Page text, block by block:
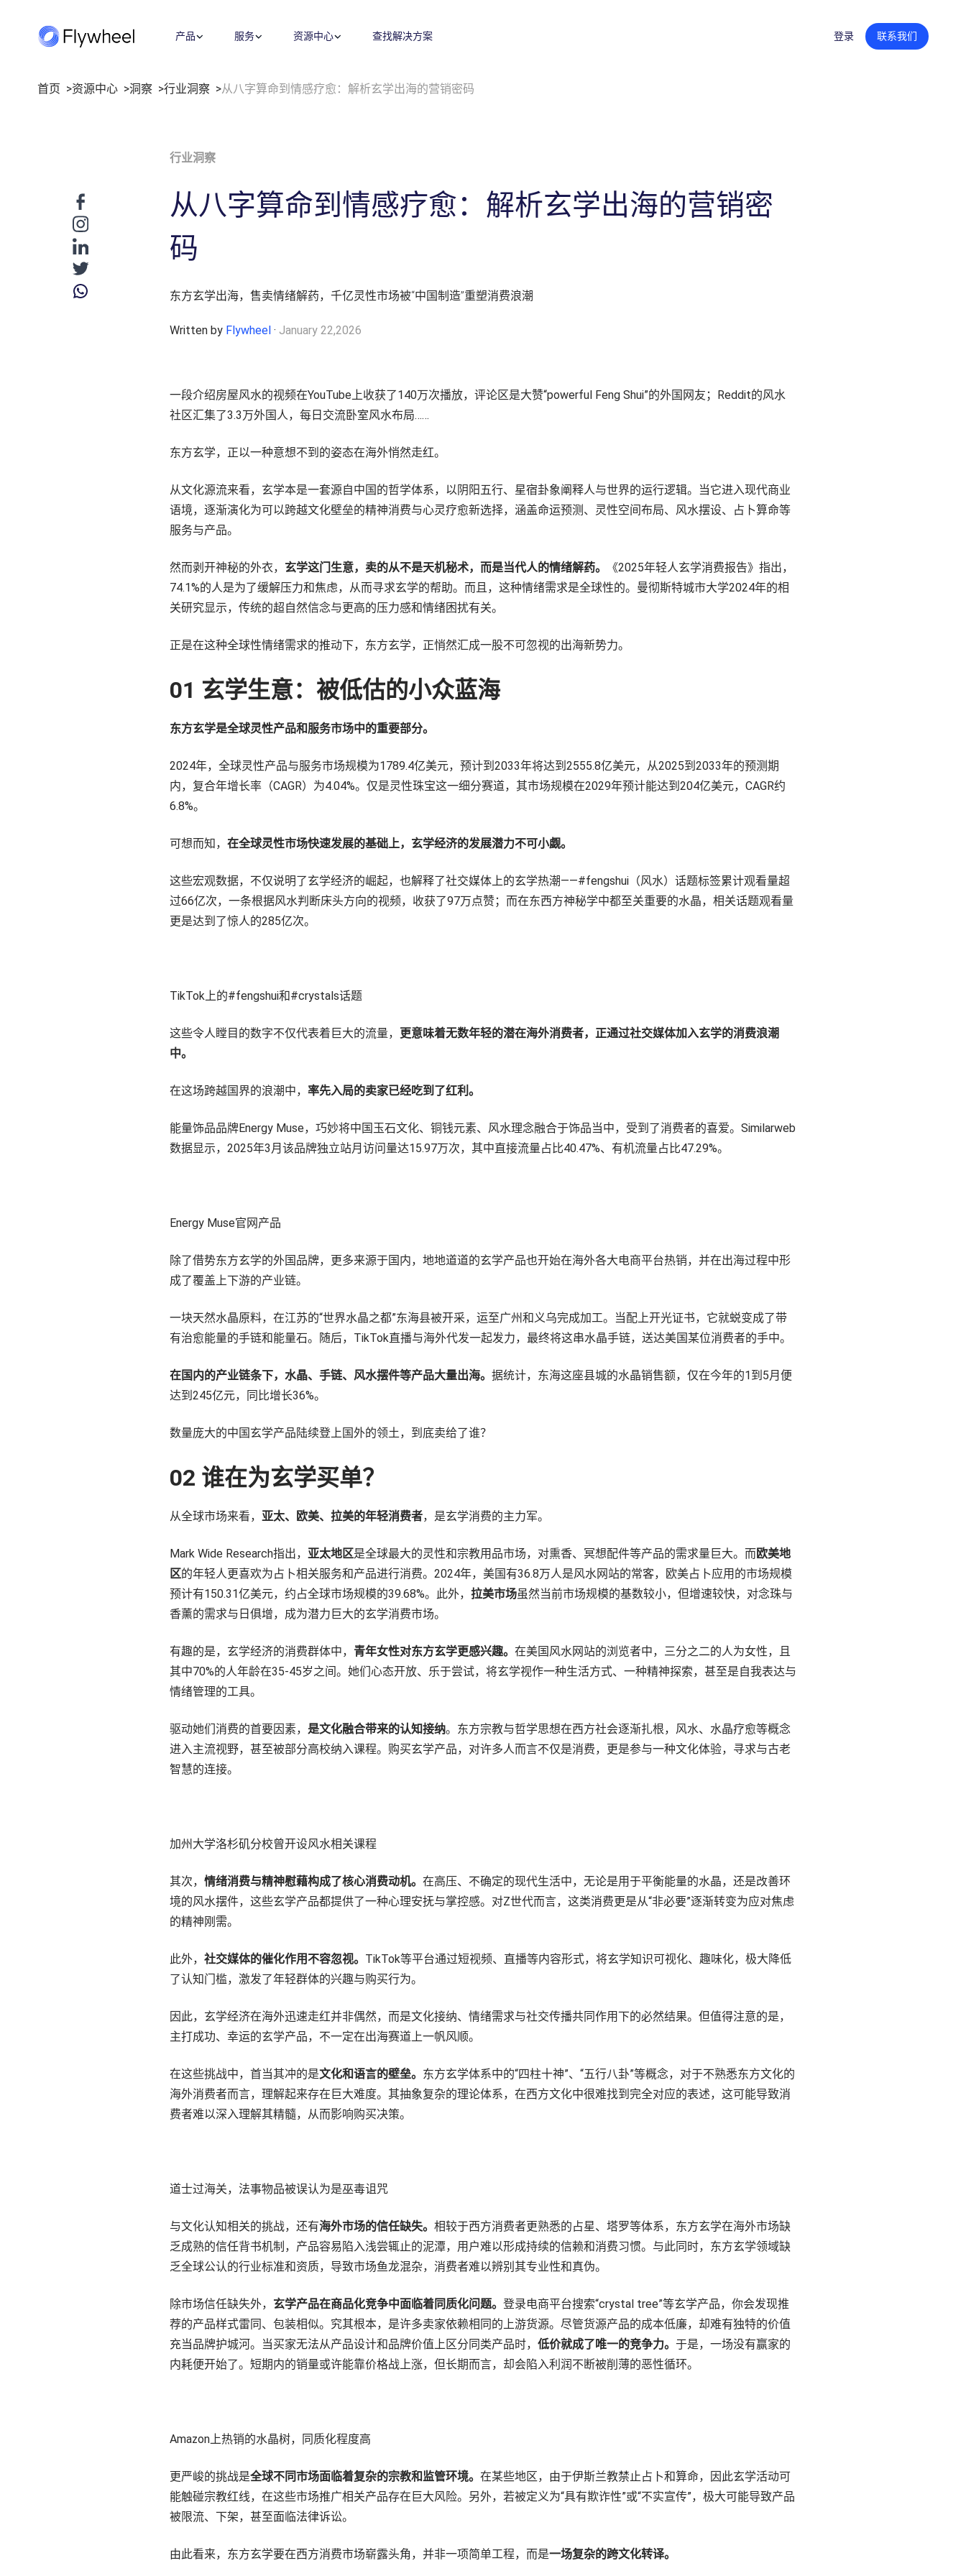
产品
用户反馈
数字货架
监测指标和投放报告 目录维护
高级零售分析
服务
等多板块策略与执行，满足您的定制
了解更多 价格策略
年度复盘
Amazon营销云（AMC） 供应链与物流
全球销售
广告创意
内容聚合支持
战略咨询
有数据与深厚的零售和媒体专业知识
资源中心
招聘
联系我们
查找解决方案 登录 联系我们
首页 资源中心 洞察 行业洞察 从八字算命到情感疗愈：解析玄学出海的营销密码
行业洞察
从八字算命到情感疗愈：解析玄学出海的营销密
码
东方玄学出海，售卖情绪解药，千亿灵性市场被“中国制造”重塑消费浪潮
Written by Flywheel · January 22,2026
一段介绍房屋风水的视频在YouTube上收获了140万次播放，评论区是大赞“powerful Feng Shui”的外国网友；Reddit的风水
社区汇集了3.3万外国人，每日交流卧室风水布局……
东方玄学，正以一种意想不到的姿态在海外悄然走红。
从文化源流来看，玄学本是一套源自中国的哲学体系，以阴阳五行、星宿卦象阐释人与世界的运行逻辑。当它进入现代商业
语境，逐渐演化为可以跨越文化壁垒的精神消费与心灵疗愈新选择，涵盖命运预测、灵性空间布局、风水摆设、占卜算命等
服务与产品。
然而剥开神秘的外衣， 玄学这门生意，卖的从不是天机秘术，而是当代人的情绪解药。
《2025年轻人玄学消费报告》指出，
74.1%的人是为了缓解压力和焦虑，从而寻求玄学的帮助。而且，这种情绪需求是全球性的。曼彻斯特城市大学2024年的相
关研究显示，传统的超自然信念与更高的压力感和情绪困扰有关。
正是在这种全球性情绪需求的推动下，东方玄学，正悄然汇成一股不可忽视的出海新势力。
01 玄学生意：被低估的小众蓝海
东方玄学是全球灵性产品和服务市场中的重要部分。
2024年，全球灵性产品与服务市场规模为1789.4亿美元，预计到2033年将达到2555.8亿美元，从2025到2033年的预测期
内，复合年增长率（CAGR）为4.04%。仅是灵性珠宝这一细分赛道，其市场规模在2029年预计能达到204亿美元，CAGR约
6.8%。
可想而知， 在全球灵性市场快速发展的基础上，玄学经济的发展潜力不可小觑。
这些宏观数据，不仅说明了玄学经济的崛起，也解释了社交媒体上的玄学热潮——#fengshui（风水）话题标签累计观看量超
过66亿次，一条根据风水判断床头方向的视频，收获了97万点赞；而在东西方神秘学中都至关重要的水晶，相关话题观看量
更是达到了惊人的285亿次。
TikTok上的#fengshui和#crystals话题
这些令人瞠目的数字不仅代表着巨大的流量， 更意味着无数年轻的潜在海外消费者，正通过社交媒体加入玄学的消费浪潮
中。
在这场跨越国界的浪潮中， 率先入局的卖家已经吃到了红利。
能量饰品品牌Energy Muse，巧妙将中国玉石文化、铜钱元素、风水理念融合于饰品当中，受到了消费者的喜爱。Similarweb
数据显示，2025年3月该品牌独立站月访问量达15.97万次，其中直接流量占比40.47%、有机流量占比47.29%。
Energy Muse官网产品
除了借势东方玄学的外国品牌，更多来源于国内，地地道道的玄学产品也开始在海外各大电商平台热销，并在出海过程中形
成了覆盖上下游的产业链。
一块天然水晶原料，在江苏的“世界水晶之都”东海县被开采，运至广州和义乌完成加工。当配上开光证书，它就蜕变成了带
有治愈能量的手链和能量石。随后，TikTok直播与海外代发一起发力，最终将这串水晶手链，送达美国某位消费者的手中。
在国内的产业链条下，水晶、手链、风水摆件等产品大量出海。 据统计，东海这座县城的水晶销售额，仅在今年的1到5月便
达到245亿元，同比增长36%。
数量庞大的中国玄学产品陆续登上国外的领土，到底卖给了谁？
02 谁在为玄学买单？
从全球市场来看， 亚太、欧美、拉美的年轻消费者，是玄学消费的主力军。
Mark Wide Research指出， 亚太地区是全球最大的灵性和宗教用品市场，对熏香、冥想配件等产品的需求量巨大。而欧美地
区的年轻人更喜欢为占卜相关服务和产品进行消费。2024年，美国有36.8万人是风水网站的常客，欧美占卜应用的市场规模
预计有150.31亿美元，约占全球市场规模的39.68%。此外， 拉美市场虽然当前市场规模的基数较小，但增速较快，对念珠与
香薰的需求与日俱增，成为潜力巨大的玄学消费市场。
有趣的是，玄学经济的消费群体中， 青年女性对东方玄学更感兴趣。 在美国风水网站的浏览者中，三分之二的人为女性，且
其中70%的人年龄在35-45岁之间。她们心态开放、乐于尝试，将玄学视作一种生活方式、一种精神探索，甚至是自我表达与
情绪管理的工具。
驱动她们消费的首要因素， 是文化融合带来的认知接纳。东方宗教与哲学思想在西方社会逐渐扎根，风水、水晶疗愈等概念
进入主流视野，甚至被部分高校纳入课程。购买玄学产品，对许多人而言不仅是消费，更是参与一种文化体验，寻求与古老
智慧的连接。
加州大学洛杉矶分校曾开设风水相关课程
其次， 情绪消费与精神慰藉构成了核心消费动机。 在高压、不确定的现代生活中，无论是用于平衡能量的水晶，还是改善环
境的风水摆件，这些玄学产品都提供了一种心理安抚与掌控感。对Z世代而言，这类消费更是从“非必要”逐渐转变为应对焦虑
的精神刚需。
此外， 社交媒体的催化作用不容忽视。 TikTok等平台通过短视频、直播等内容形式，将玄学知识可视化、趣味化，极大降低
了认知门槛，激发了年轻群体的兴趣与购买行为。
因此，玄学经济在海外迅速走红并非偶然，而是文化接纳、情绪需求与社交传播共同作用下的必然结果。但值得注意的是，
主打成功、幸运的玄学产品，不一定在出海赛道上一帆风顺。
在这些挑战中，首当其冲的是文化和语言的壁垒。 东方玄学体系中的“四柱十神”、“五行八卦”等概念，对于不熟悉东方文化的
海外消费者而言，理解起来存在巨大难度。其抽象复杂的理论体系，在西方文化中很难找到完全对应的表述，这可能导致消
费者难以深入理解其精髓，从而影响购买决策。
道士过海关，法事物品被误认为是巫毒诅咒
与文化认知相关的挑战，还有海外市场的信任缺失。 相较于西方消费者更熟悉的占星、塔罗等体系，东方玄学在海外市场缺
乏成熟的信任背书机制，产品容易陷入浅尝辄止的泥潭，用户难以形成持续的信赖和消费习惯。与此同时，东方玄学领域缺
乏全球公认的行业标准和资质，导致市场鱼龙混杂，消费者难以辨别其专业性和真伪。
除市场信任缺失外， 玄学产品在商品化竞争中面临着同质化问题。 登录电商平台搜索“crystal tree”等玄学产品，你会发现推
荐的产品样式雷同、包装相似。究其根本，是许多卖家依赖相同的上游货源。尽管货源产品的成本低廉，却难有独特的价值
充当品牌护城河。当买家无法从产品设计和品牌价值上区分同类产品时， 低价就成了唯一的竞争力。 于是，一场没有赢家的
内耗便开始了。短期内的销量或许能靠价格战上涨，但长期而言，却会陷入利润不断被削薄的恶性循环。
Amazon上热销的水晶树，同质化程度高
更严峻的挑战是全球不同市场面临着复杂的宗教和监管环境。 在某些地区，由于伊斯兰教禁止占卜和算命，因此玄学活动可
能触碰宗教红线，在这些市场推广相关产品存在巨大风险。另外，若被定义为“具有欺诈性”或“不实宣传”，极大可能导致产品
被限流、下架，甚至面临法律诉讼。
由此看来，东方玄学要在西方消费市场崭露头角，并非一项简单工程，而是一场复杂的跨文化转译。